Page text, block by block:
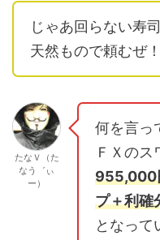
じゃあ回らない寿
天然もので頼むぜ！
たなＶ（た
なう゛ぃ
ー）
何を言っ
ＦＸのス
955,000
プ＋利確
となって